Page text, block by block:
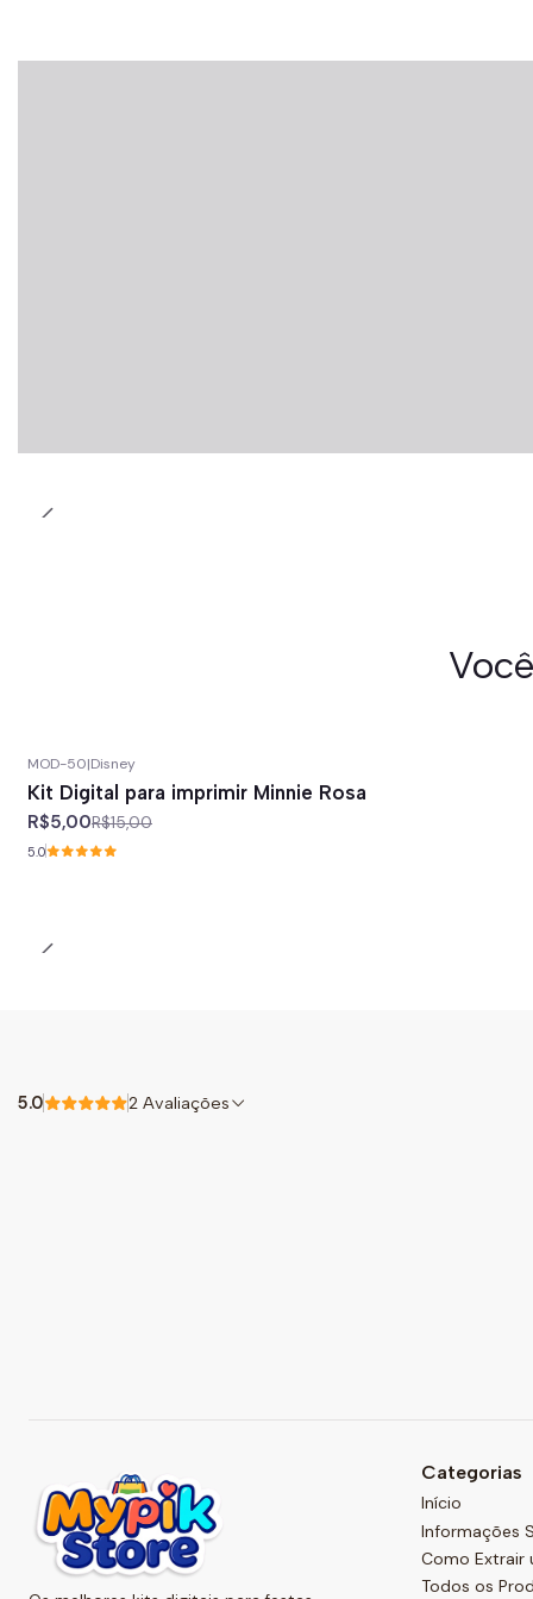
MOD-50|Disney
Kit Digital para imprimir Minnie Rosa
R$5,00R$15,00
5.0
5.0 2 Avaliações
Categorias
Início
Informações
Como Extrair
Todos os